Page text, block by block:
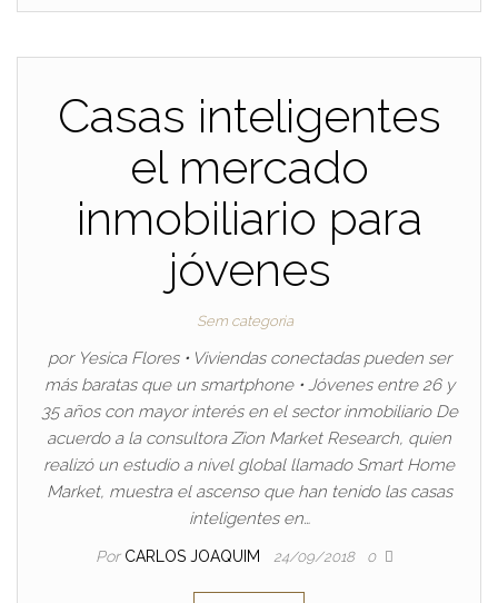
Casas inteligentes
el mercado
inmobiliario para
jóvenes
Sem categoria
por Yesica Flores • Viviendas conectadas pueden ser
más baratas que un smartphone • Jóvenes entre 26 y
35 años con mayor interés en el sector inmobiliario De
acuerdo a la consultora Zion Market Research, quien
realizó un estudio a nivel global llamado Smart Home
Market, muestra el ascenso que han tenido las casas
inteligentes en…
Por CARLOS JOAQUIM 24/09/2018 0